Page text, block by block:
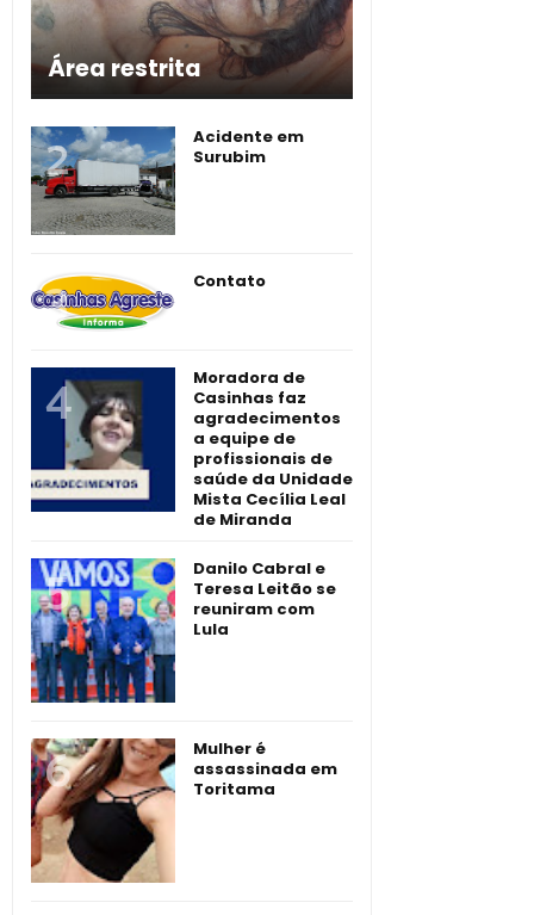
Área restrita
Acidente em
Surubim
Contato
Moradora de
Casinhas faz
agradecimentos
a equipe de
profissionais de
saúde da Unidade
Mista Cecília Leal
de Miranda
Danilo Cabral e
Teresa Leitão se
reuniram com
Lula
Mulher é
assassinada em
Toritama